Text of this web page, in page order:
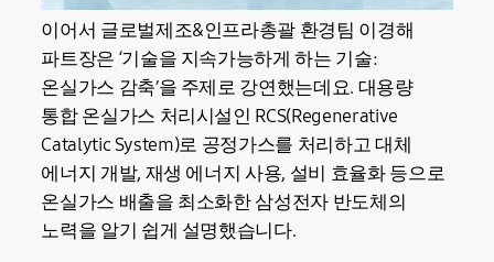
이어서 글로벌제조&인프라총괄 환경팀 이경해
파트장은 ‘기술을 지속가능하게 하는 기술:
온실가스 감축’을 주제로 강연했는데요. 대용량
통합 온실가스 처리시설인 RCS(Regenerative
Catalytic System)로 공정가스를 처리하고 대체
에너지 개발, 재생 에너지 사용, 설비 효율화 등으로
온실가스 배출을 최소화한 삼성전자 반도체의
노력을 알기 쉽게 설명했습니다.